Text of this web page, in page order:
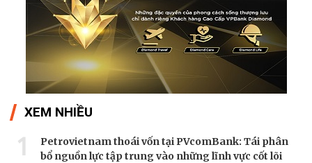
XEM NHIỀU
1
Petrovietnam thoái vốn tại PVcomBank: Tái phân
bổ nguồn lực tập trung vào những lĩnh vực cốt lõi